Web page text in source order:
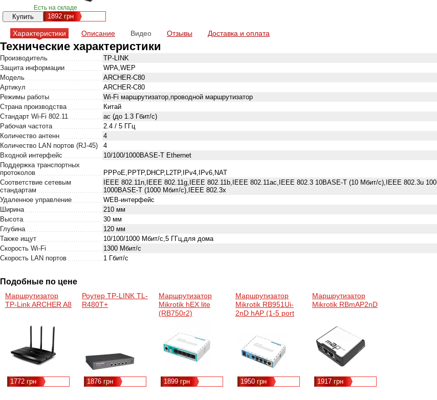
Есть на складе
1892 грн
Характеристики Описание Видео Отзывы Доставка и оплата
Технические характеристики
Производитель
TP-LINK
Защита информации
WPA,WEP
Модель
ARCHER-C80
Артикул
ARCHER-C80
Режимы работы
Wi-Fi маршрутизатор,проводной маршрутизатор
Страна производства
Китай
Стандарт Wi-Fi 802.11
ac (до 1.3 Гбит/c)
Рабочая частота
2.4 / 5 ГГц
Количество антенн
4
Количество LAN портов (RJ-45)
4
Входной интерфейс
10/100/1000BASE-T Ethernet
Поддержка транспортных
протоколов
PPPoE,PPTP,DHCP,L2TP,IPv4,IPv6,NAT
Соответствие сетевым
стандартам
IEEE 802.11n,IEEE 802.11g,IEEE 802.11b,IEEE 802.11ac,IEEE 802.3 10BASE-T (10 Мбит/с),IEEE 802.3u
1000BASE-T (1000 Мбит/с),IEEE 802.3x
Удаленное управление
WEB-интерфейс
Ширина
210 мм
Высота
30 мм
Глубина
120 мм
Также ищут
10/100/1000 Мбит/c,5 ГГц,для дома
Скорость Wi-Fi
1300 Мбит/с
Скорость LAN портов
1 Гбит/с
Подобные по цене
Маршрутизатор
TP-Link ARCHER A8
1772 грн
Роутер TP-LINK TL-
R480T+
1876 грн
Маршрутизатор
Mikrotik hEX lite
(RB750r2)
1899 грн
Маршрутизатор
Mikrotik RB951Ui-
2nD hAP (1-5 port
10/100Mbps, 1xUSB
2.0, PoE out, WiFi
(IEEE 802.11g, IEEE
802.11n), 300Mbit/s,
антени)
1950 грн
Маршрутизатор
Mikrotik RBmAP2nD
1917 грн